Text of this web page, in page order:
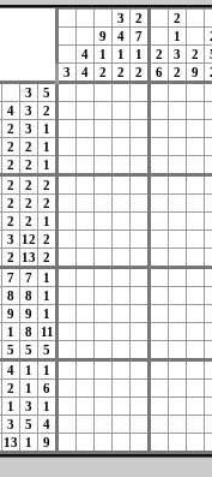
3 2
2
9
4 7 1
4
1 1 1 2 3 2
3
4 2 2 2 6 2 9
3
5
4
3
2
2 3
1
2 2
1
2 2
1
2 2
2
2 2
2
2 2
1
3
12 2
2
13 2
7 7
1
8 8
1
9 9
1
1
8
11
5 5
5
4 1
1
2 1
6
1 3
1
3 5
4
13
1 9